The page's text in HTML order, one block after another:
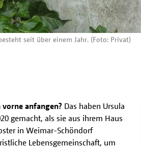
seit über einem Jahr. (Foto: Privat)
anfangen? Das haben Ursula
gemacht, als sie aus ihrem Haus
in Weimar-Schöndorf
Lebensgemeinschaft, um